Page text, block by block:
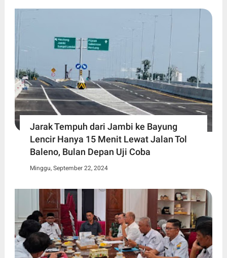
Jarak Tempuh dari Jambi ke Bayung
Lencir Hanya 15 Menit Lewat Jalan Tol
Baleno, Bulan Depan Uji Coba
Minggu, September 22, 2024